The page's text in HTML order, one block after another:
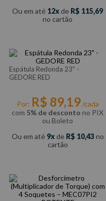
Ou em até 12 de R$ 115,69
no cartão
Espátula Redonda 23" -
GEDORE RED
Por: R$ 89,19/cada
com 5% de desconto no PIX
ou Boleto
Ou em até 9 de R$ 10,43no
cartão